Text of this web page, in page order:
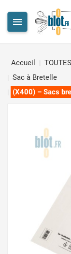

Accueil
Sac à Bretelle
(X400) – Sacs